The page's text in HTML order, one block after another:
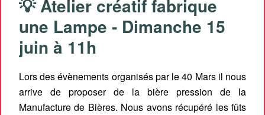
💡 Atelier créatif fabrique
une Lampe - Dimanche 15
juin à 11h
Lors des évènements organisés par le 40 Mars il nous
arrive de proposer de la bière pression de la
Manufacture de Bières. Nous avons récupéré les fûts